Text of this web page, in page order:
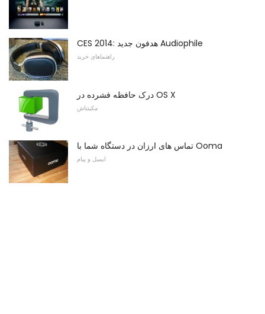
CES 2014: هدفون جدید Audiophile
راهنماهای خرید
درک حافظه فشرده در OS X
مکینتاش
تماس های ارزان در دستگاه شما با Ooma
ایمیل و پیام